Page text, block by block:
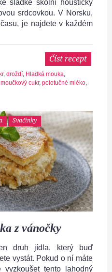
sladké školní houstičky
srdcovkou. V Norsku,
je najdete v každém
Číst recept
, droždí, Hladká mouka,
moučkový cukr, polotučné mléko,
Svačinky
z vánočky
druh jídla, který buď
vystát. Pokud o ní máte
vyzkoušet tento lahodný